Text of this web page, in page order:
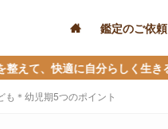
鑑定のご依頼
分らしく生きる ＊ 当サイ
も＊幼児期5つのポイント